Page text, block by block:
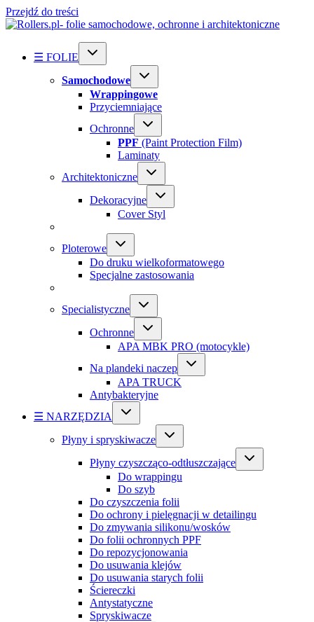
Przejdź do treści
☰ FOLIE
Samochodowe
Wrappingowe
Przyciemniające
Ochronne
PPF (Paint Protection Film)
Laminaty
Architektoniczne
Dekoracyjne
Cover Styl
Ploterowe
Do druku wielkoformatowego
Specjalne zastosowania
Specialistyczne
Ochronne
APA MBK PRO (motocykle)
Na plandeki naczep
APA TRUCK
Antybakteryjne
☰ NARZĘDZIA
Płyny i spryskiwacze
Płyny czyszcząco-odtłuszczające
Do wrappingu
Do szyb
Do czyszczenia folii
Do ochrony i pielęgnacji w detailingu
Do zmywania silikonu/wosków
Do folii ochronnych PPF
Do repozycjonowania
Do usuwania klejów
Do usuwania starych folii
Ściereczki
Antystatyczne
Spryskiwacze